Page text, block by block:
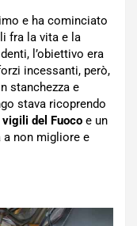
e ha cominciato
fra la vita e la
l’obiettivo era
incessanti, però,
stanchezza e
stava ricoprendo
vigili del Fuoco e un
a non migliore e